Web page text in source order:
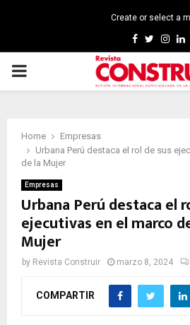
Create or select a
Facebook
Twitter
PRIMARY
Home
Empresas
Urbana Perú destaca el rol de sus
de la Mujer
Empresas
Urbana Perú destaca el
ejecutivas en el marco
Mujer
by Revista Construir marzo 8, 2024
COMPARTIR